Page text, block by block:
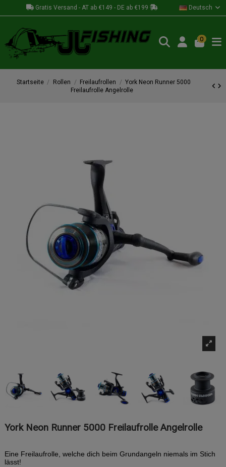
Gratis Versand - AT ab €149 - DE ab €199 Deutsch
0
Startseite Rollen Freilaufrollen
York Neon Runner 5000
Freilaufrolle Angelrolle
York Neon Runner 5000 Freilaufrolle Angelrolle
Eine Freilaufrolle, welche dich beim Grundangeln niemals im Stich
lässt!